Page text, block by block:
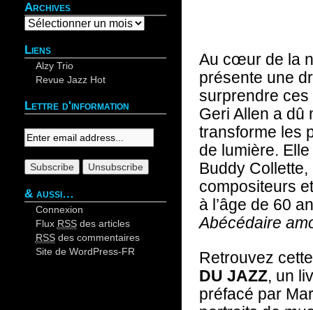
Au cœur de la
présente une
surprendre ces
Geri Allen a dû
transforme les
de lumière.
Buddy
compositeurs
à l’âge de 60
Abécédaire
Retrouvez
DU JAZZ, un
préfacé par
Archives
Liens
Alzy Trio
Revue Jazz Hot
Lettre d'information
& aussi…
Connexion
Flux RSSdes articles
RSSdes commentaires
Site de WordPress-FR